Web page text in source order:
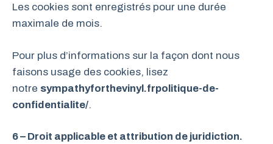
Les cookies sont enregistrés pour une durée
maximale de mois.
Pour plus d’informations sur la façon dont nous
faisons usage des cookies, lisez
notre sympathyforthevinyl.frpolitique-de-
confidentialite/.
6 – Droit applicable et attribution de juridiction.